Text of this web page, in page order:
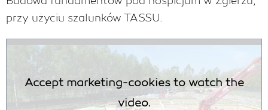
przy użyciu szalunków TASSU.
Accept marketing-cookies to watch the
video.